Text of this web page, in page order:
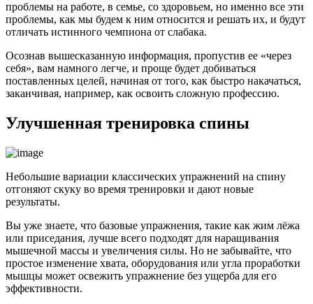
проблемы на работе, в семье, со здоровьем, но именно все эти
проблемы, как мы будем к ним относится и решать их, и будут
отличать истинного чемпиона от слабака.
Осознав вышесказанную информация, пропустив ее «через
себя», вам намного легче, и проще будет добиваться
поставленных целей, начиная от того, как быстро накачаться,
заканчивая, например, как освоить сложную профессию.
Улучшенная тренировка спины
Небольшие вариации классических упражнений на спину
отгоняют скуку во время тренировки и дают новые
результаты.
Вы уже знаете, что базовые упражнения, такие как жим лёжа
или приседания, лучше всего подходят для наращивания
мышечной массы и увеличения силы. Но не забывайте, что
простое изменение хвата, оборудования или угла проработки
мышцы может освежить упражнение без ущерба для его
эффективности.